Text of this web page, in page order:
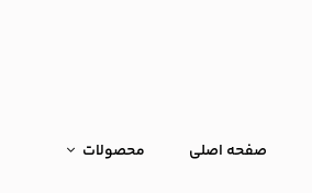
صفحه اصلی محصولات